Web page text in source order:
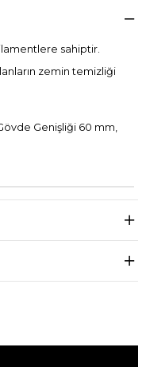
sahiptir.
zemin temizliği
Genişliği 60 mm,